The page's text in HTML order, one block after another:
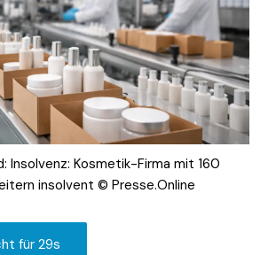
Insolvenz: Kosmetik-Firma mit 160
insolvent © Presse.Online
für 29s